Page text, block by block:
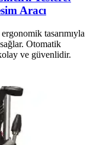
Aracı
tasarımıyla
Otomatik
ve güvenlidir.